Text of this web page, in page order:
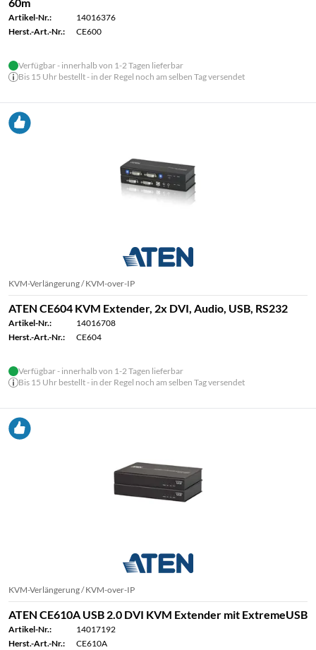
Artikel-Nr.:
14016376
Herst.-Art.-Nr.:
CE600
Verfügbar - innerhalb von 1-2 Tagen lieferbar
Bis 15 Uhr bestellt - in der Regel noch am selben Tag versendet
KVM-Verlängerung / KVM-over-IP
ATEN CE604 KVM Extender, 2x DVI, Audio, USB, RS232
Artikel-Nr.:
14016708
Herst.-Art.-Nr.:
CE604
Verfügbar - innerhalb von 1-2 Tagen lieferbar
Bis 15 Uhr bestellt - in der Regel noch am selben Tag versendet
KVM-Verlängerung / KVM-over-IP
ATEN CE610A USB 2.0 DVI KVM Extender mit ExtremeUSB
Artikel-Nr.:
14017192
Herst.-Art.-Nr.:
CE610A